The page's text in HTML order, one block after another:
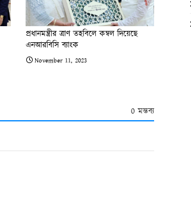
প্রধানমন্ত্রীর ত্রাণ তহবিলে কম্বল দিয়েছে
এনআরবিসি ব্যাংক
November 11, 2023
0 মন্তব্য